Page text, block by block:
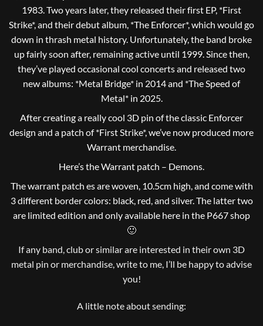
1983. Two years later, they released their first EP, *First
Strike*, and their debut album, *The Enforcer*, which would go
down in thrash metal history. Unfortunately, the band broke
up fairly soon after, remaining active until 1999. Since then,
they’ve played occasional cool concerts and released two
new albums: *Metal Bridge* in 2014 and *The Speed ​​of
Metal* in 2025.
After creating a really cool 3D pin of the classic Enforcer
design and a patch of *First Strike*, we’ve now produced more
Warrant merchandise.
Here’s the Warrant patch – Demons.
The warrant patch es are woven, 10.5cm high, and come with
3 different border colors: black, red, and silver. The latter two
are limited edition and only available here in the P667 shop
🙂
If any band, club or similar are interested in their own 3D
metal pin or merchandise, write to me, I’ll be happy to advise
you!
A little note about sending: